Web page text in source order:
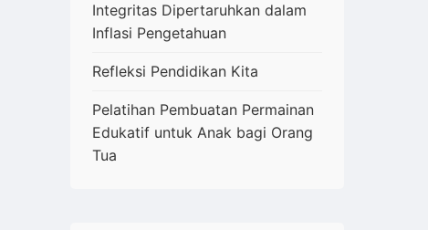
Integritas Dipertaruhkan dalam
Inflasi Pengetahuan
Refleksi Pendidikan Kita
Pelatihan Pembuatan Permainan
Edukatif untuk Anak bagi Orang
Tua